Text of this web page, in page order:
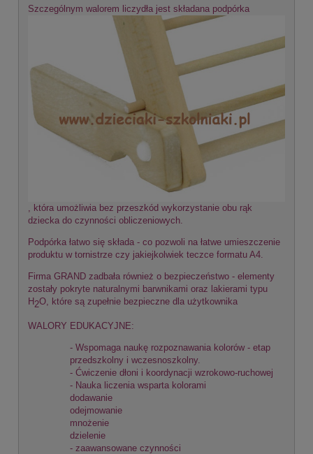
Szczególnym walorem liczydła jest składana podpórka
, która umożliwia bez przeszkód wykorzystanie obu rąk
dziecka do czynności obliczeniowych.
Podpórka łatwo się składa - co pozwoli na łatwe umieszczenie
produktu w tornistrze czy jakiejkolwiek teczce formatu A4.
Firma GRAND zadbała również o bezpieczeństwo - elementy
zostały pokryte naturalnymi barwnikami oraz lakierami typu
H 2O, które są zupełnie bezpieczne dla użytkownika
WALORY EDUKACYJNE:
- Wspomaga naukę rozpoznawania kolorów - etap
przedszkolny i wczesnoszkolny.
- Ćwiczenie dłoni i koordynacji wzrokowo-ruchowej
- Nauka liczenia wsparta kolorami
dodawanie
odejmowanie
mnożenie
dzielenie
- zaawansowane czynności